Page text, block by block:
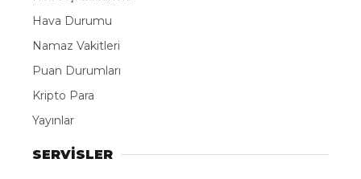
Hava Durumu
Namaz Vakitleri
Puan Durumları
Kripto Para
Yayınlar
SERVİSLER